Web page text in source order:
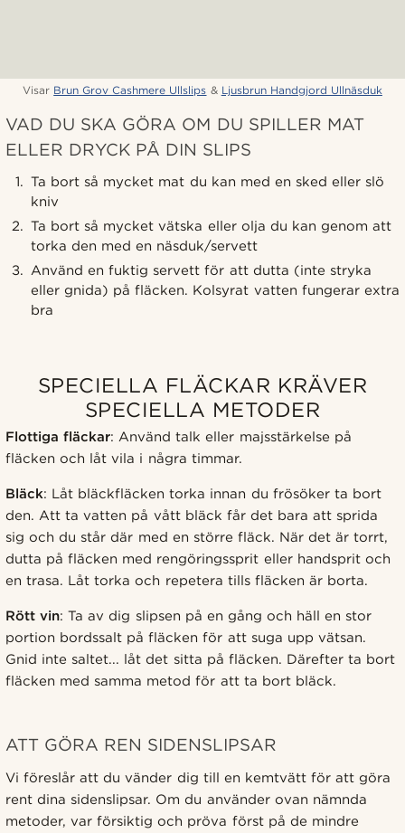
Visar Brun Grov Cashmere Ullslips & Ljusbrun Handgjord Ullnäsduk
VAD DU SKA GÖRA OM DU SPILLER MAT
ELLER DRYCK PÅ DIN SLIPS
Ta bort så mycket mat du kan med en sked eller slö
kniv
Ta bort så mycket vätska eller olja du kan genom att
torka den med en näsduk/servett
Använd en fuktig servett för att dutta (inte stryka
eller gnida) på fläcken. Kolsyrat vatten fungerar extra
bra
SPECIELLA FLÄCKAR KRÄVER
SPECIELLA METODER
Flottiga fläckar: Använd talk eller majsstärkelse på
fläcken och låt vila i några timmar.
Bläck: Låt bläckfläcken torka innan du frösöker ta bort
den. Att ta vatten på vått bläck får det bara att sprida
sig och du står där med en större fläck. När det är torrt,
dutta på fläcken med rengöringssprit eller handsprit och
en trasa. Låt torka och repetera tills fläcken är borta.
Rött vin: Ta av dig slipsen på en gång och häll en stor
portion bordssalt på fläcken för att suga upp vätsan.
Gnid inte saltet... låt det sitta på fläcken. Därefter ta bort
fläcken med samma metod för att ta bort bläck.
ATT GÖRA REN SIDENSLIPSAR
Vi föreslår att du vänder dig till en kemtvätt för att göra
rent dina sidenslipsar. Om du använder ovan nämnda
metoder, var försiktig och pröva först på de mindre